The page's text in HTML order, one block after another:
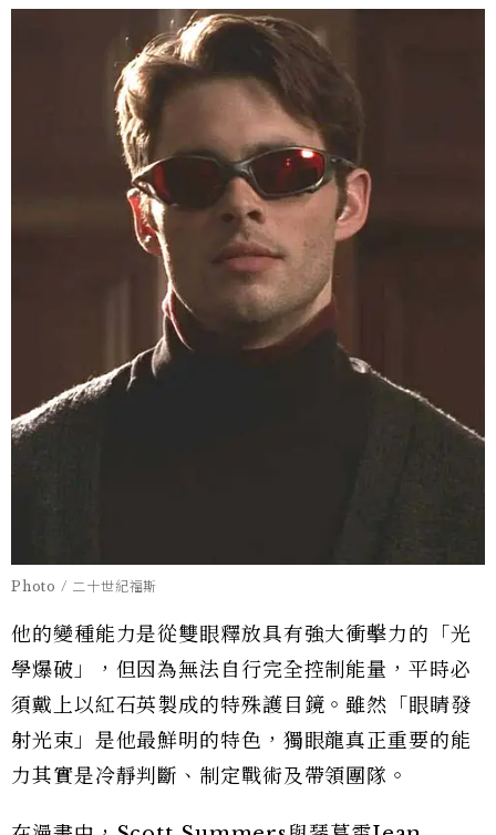
Photo / 二十世紀福斯
他的變種能力是從雙眼釋放具有強大衝擊力的「光
學爆破」，但因為無法自行完全控制能量，平時必
須戴上以紅石英製成的特殊護目鏡。雖然「眼睛發
射光束」是他最鮮明的特色，獨眼龍真正重要的能
力其實是冷靜判斷、制定戰術及帶領團隊。